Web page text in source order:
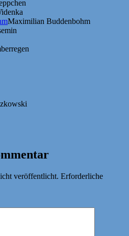
Maximilian Buddenbohm
veröffentlicht. Erforderliche